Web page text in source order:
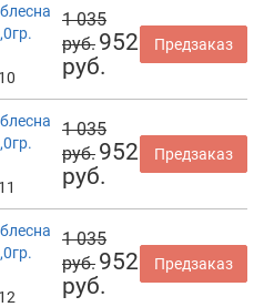
1 035
руб. 952
руб.
Предзаказ
1 035
руб. 952
руб.
Предзаказ
1 035
руб. 952
руб.
Предзаказ